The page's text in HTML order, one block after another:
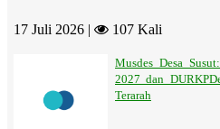
17 Juli 2026 | 107 Kali
Musdes Desa
2027 dan
Terarah